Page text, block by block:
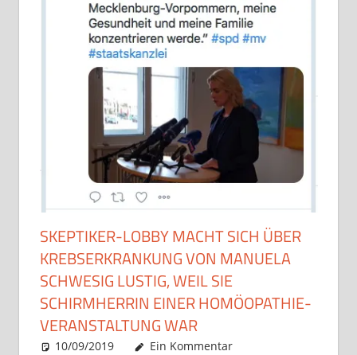
SKEPTIKER-LOBBY MACHT SICH ÜBER
KREBSERKRANKUNG VON MANUELA
SCHWESIG LUSTIG, WEIL SIE
SCHIRMHERRIN EINER HOMÖOPATHIE-
VERANSTALTUNG WAR
10/09/2019 Christian J. Becker
Allgemein
Ein Kommentar